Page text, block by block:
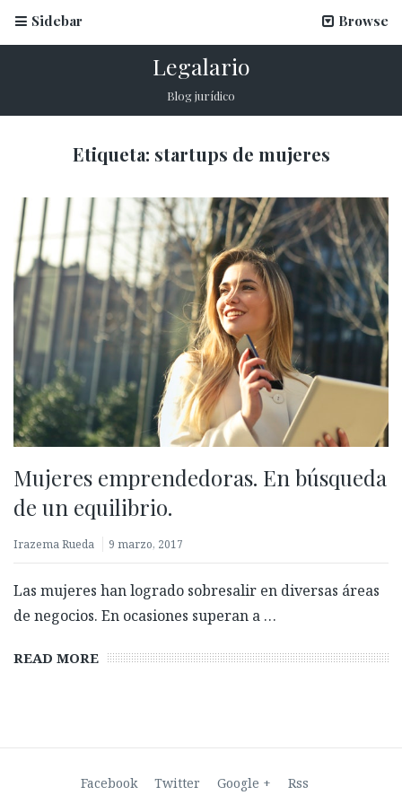
La firma electrónica en inscripciones escolares
12 marzo, 2026
Biometría con prueba de vida: ¿Qué es y por qué es
clave para validar identidades?
Sidebar Browse
Legalario
Blog jurídico
Etiqueta: startups de mujeres
Mujeres emprendedoras. En búsqueda
de un equilibrio.
Irazema Rueda 9 marzo, 2017
Las mujeres han logrado sobresalir en diversas áreas
de negocios. En ocasiones superan a …
READ MORE
Facebook Twitter Google + Rss